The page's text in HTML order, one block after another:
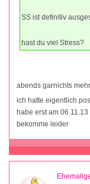
SS ist definitiv
hast du viel Stress?
abends garnichts
ich hatte eigentlich
habe erst am
bekomme leider